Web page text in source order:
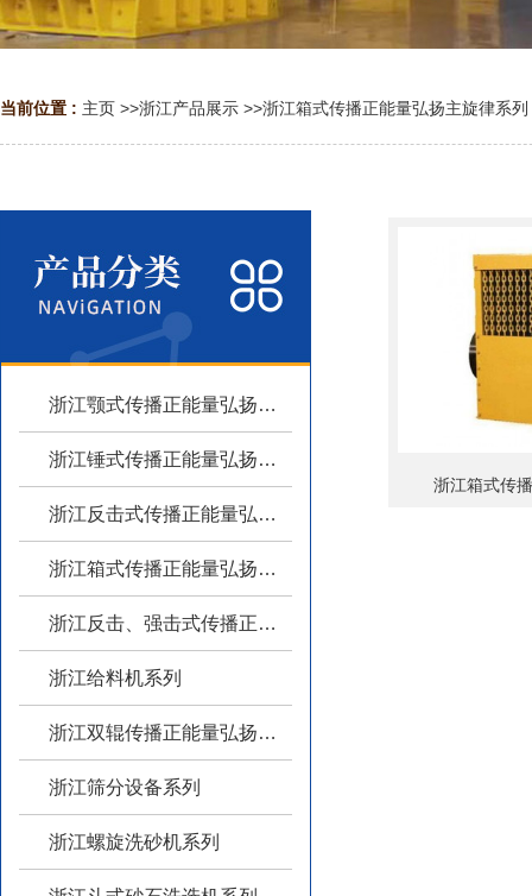
当前位置 : 主页 >>浙江产品展示 >>浙江箱式传播正能量弘扬主旋律系列
浙江颚式传播正能量弘扬主旋律系列
浙江锤式传播正能量弘扬主旋律系列
浙江反击式传播正能量弘扬主旋律系列
浙江箱式传播正能量弘扬主旋律系列
浙江反击、强击式传播正能量弘扬主旋律
浙江给料机系列
浙江双辊传播正能量弘扬主旋律系列
浙江筛分设备系列
浙江螺旋洗砂机系列
浙江箱式传